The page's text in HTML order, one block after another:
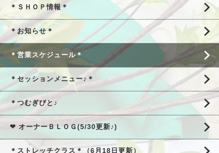
＊ＳＨＯＰ情報＊
＊お知らせ＊
＊営業スケジュール＊
＊セッションメニュー♪＊
＊つむぎびと♪
❤ オーナーＢＬＯＧ(5/30更新♪)
＊ストレッチクラス＊（6月18日更新）